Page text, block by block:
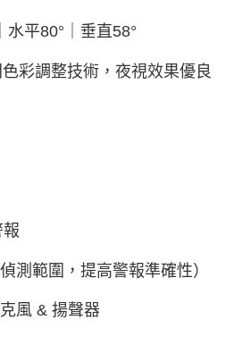
水平80°｜垂直58°
彩調整技術，夜視效果優良
測範圍，提高警報準確性）
風 & 揚聲器